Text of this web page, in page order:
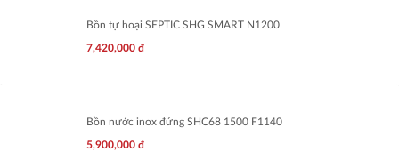
Bồn tự hoại SEPTIC SHG SMART N1200
7,420,000đ
Bồn nước inox đứng SHC68 1500 F1140
5,900,000đ